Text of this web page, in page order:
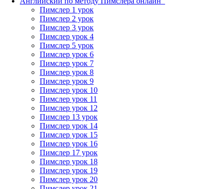
Пимслер 1 урок
Пимслер 2 урок
Пимслер 3 урок
Пимслер урок 4
Пимслер 5 урок
Пимслер урок 6
Пимслер урок 7
Пимслер урок 8
Пимслер урок 9
Пимслер урок 10
Пимслер урок 11
Пимслер урок 12
Пимслер 13 урок
Пимслер урок 14
Пимслер урок 15
Пимслер урок 16
Пимслер 17 урок
Пимслер урок 18
Пимслер урок 19
Пимслер урок 20